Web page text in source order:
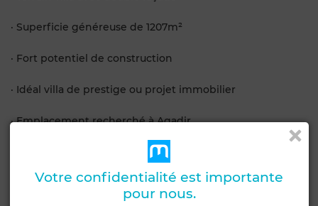
· Superficie généreuse de 1207m²
· Fort potentiel de construction
· Idéal villa de prestige ou projet immobilier
· Emplacement recherché à Agadir
· Proximité immédiate des commodités et axes
· Secteur calme et sécurisé
Votre confidentialité est importante
pour nous.